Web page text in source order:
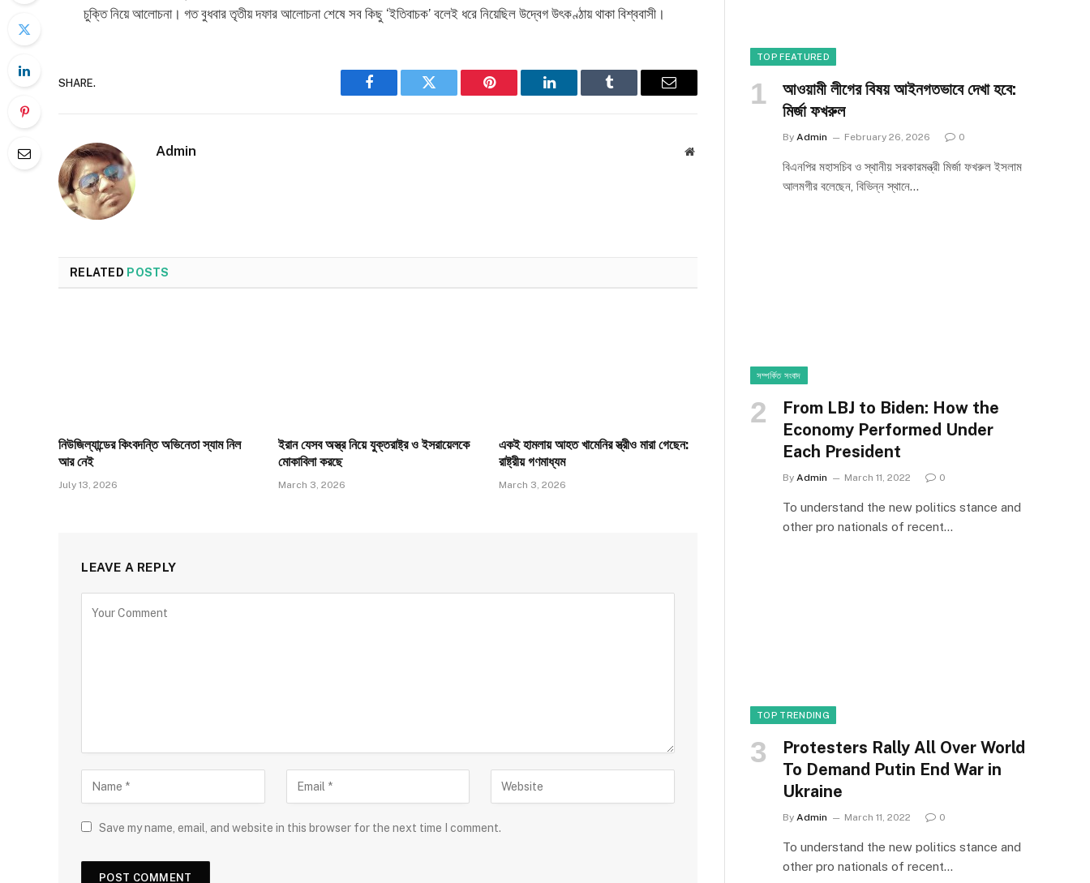
চুক্তি নিয়ে আলোচনা। গত বুধবার তৃতীয় দফার আলোচনা শেষে সব কিছু ‘ইতিবাচক’ বলেই ধরে নিয়েছিল উদ্বেগ উৎকণ্ঠায় থাকা বিশ্ববাসী।
SHARE.
Facebook Twitter Pinterest LinkedIn Tumblr Email
Admin Website
RELATED POSTS
নিউজিল্যান্ডের কিংবদন্তি অভিনেতা স্যাম নিল
আর নেই
July 13, 2026
ইরান যেসব অস্ত্র নিয়ে যুক্তরাষ্ট্র ও ইসরায়েলকে
মোকাবিলা করছে
March 3, 2026
একই হামলায় আহত খামেনির স্ত্রীও মারা গেছেন:
রাষ্ট্রীয় গণমাধ্যম
March 3, 2026
LEAVE A REPLY
Save my name, email, and website in this browser for the next time I comment.
TOP FEATURED
আওয়ামী লীগের বিষয় আইনগতভাবে দেখা হবে:
মির্জা ফখরুল
By Admin February 26, 2026 0
বিএনপির মহাসচিব ও স্থানীয় সরকারমন্ত্রী মির্জা ফখরুল ইসলাম
আলমগীর বলেছেন, বিভিন্ন স্থানে…
সম্পর্কিত সংবাদ
From LBJ to Biden: How the
Economy Performed Under
Each President
By Admin March 11, 2022 0
To understand the new politics stance and
other pro nationals of recent…
TOP TRENDING
Protesters Rally All Over World
To Demand Putin End War in
Ukraine
By Admin March 11, 2022 0
To understand the new politics stance and
other pro nationals of recent…